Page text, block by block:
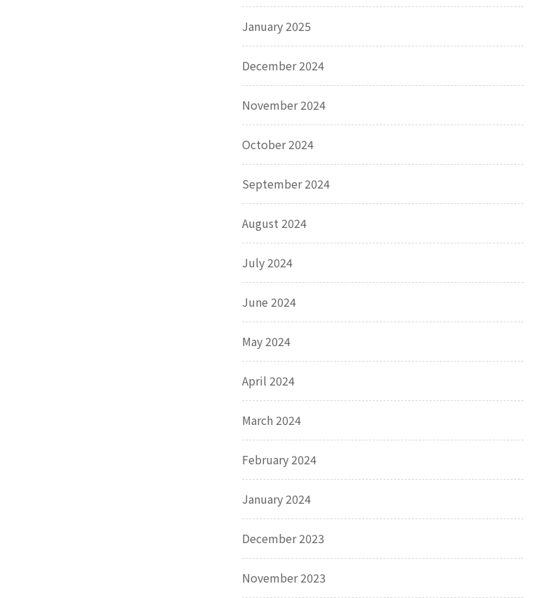
January 2025
December 2024
November 2024
October 2024
September 2024
August 2024
July 2024
June 2024
May 2024
April 2024
March 2024
February 2024
January 2024
December 2023
November 2023